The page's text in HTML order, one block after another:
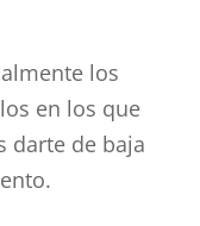
los
en los que
darte de baja